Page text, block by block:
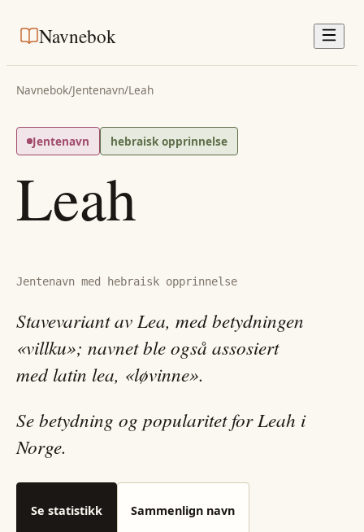
Navnebok
Navnebok/Jentenavn/Leah
Jentenavn hebraisk opprinnelse
Leah
Jentenavn med hebraisk opprinnelse
Stavevariant av Lea, med betydningen
«villku»; navnet ble også assosiert
med latin lea, «løvinne».
Se betydning og popularitet for Leah i
Norge.
Se statistikk Sammenlign navn